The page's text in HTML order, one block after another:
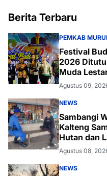
Berita Terbaru
PEMKAB
Festival
2026
Muda
Agustus 09,
NEWS
Sambangi
Kalteng
Hutan dan
Agustus 08,
NEWS